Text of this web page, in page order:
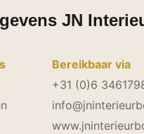
JN
Bereikbaar via
+31 (0)6